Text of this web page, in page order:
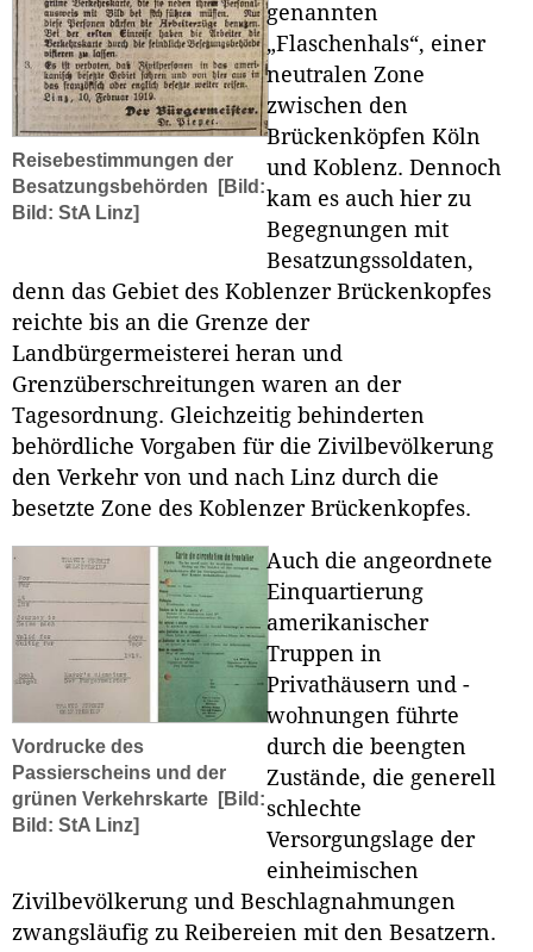
Reisebestimmungen der
Besatzungsbehörden
[Bild:
Bild: StA Linz]
genannten
„Flaschenhals“, einer
neutralen Zone
zwischen den
Brückenköpfen Köln
und Koblenz. Dennoch
kam es auch hier zu
Begegnungen mit
Besatzungssoldaten,
denn das Gebiet des Koblenzer Brückenkopfes
reichte bis an die Grenze der
Landbürgermeisterei heran und
Grenzüberschreitungen waren an der
Tagesordnung. Gleichzeitig behinderten
behördliche Vorgaben für die Zivilbevölkerung
den Verkehr von und nach Linz durch die
besetzte Zone des Koblenzer Brückenkopfes.
Vordrucke des
Passierscheins und der
grünen Verkehrskarte
[Bild:
Bild: StA Linz]
Auch die angeordnete
Einquartierung
amerikanischer
Truppen in
Privathäusern und -
wohnungen führte
durch die beengten
Zustände, die generell
schlechte
Versorgungslage der
einheimischen
Zivilbevölkerung und Beschlagnahmungen
zwangsläufig zu Reibereien mit den Besatzern.